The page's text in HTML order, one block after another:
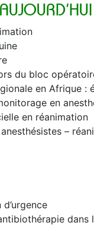
du bloc
en Afrique :
en
en réanimation
–